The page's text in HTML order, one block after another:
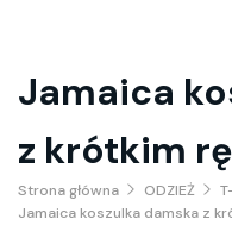
Jamaica
z krótkim
Strona główna ODZIEŻ
Jamaica koszulka damska z